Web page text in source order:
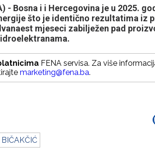
- Bosna i i Hercegovina je u 2025.
što je identično rezultatima iz
mjeseci zabilježen pad
FENA servisa. Za više
marketing@fena.ba.